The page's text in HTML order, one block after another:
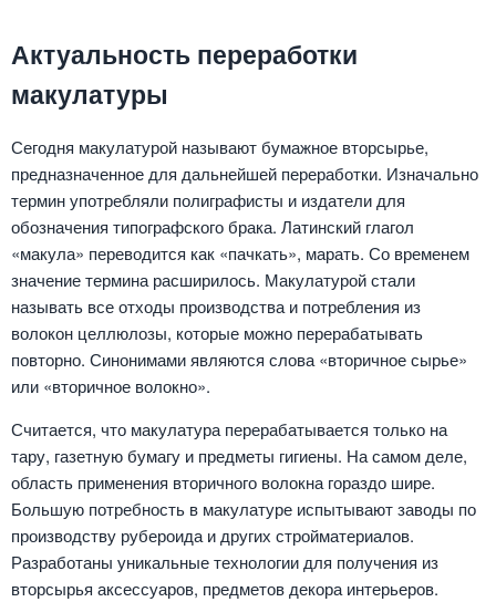
Актуальность переработки
макулатуры
Сегодня макулатурой называют бумажное вторсырье,
предназначенное для дальнейшей переработки. Изначально
термин употребляли полиграфисты и издатели для
обозначения типографского брака. Латинский глагол
«макула» переводится как «пачкать», марать. Со временем
значение термина расширилось. Макулатурой стали
называть все отходы производства и потребления из
волокон целлюлозы, которые можно перерабатывать
повторно. Синонимами являются слова «вторичное сырье»
или «вторичное волокно».
Считается, что макулатура перерабатывается только на
тару, газетную бумагу и предметы гигиены. На самом деле,
область применения вторичного волокна гораздо шире.
Большую потребность в макулатуре испытывают заводы по
производству рубероида и других стройматериалов.
Разработаны уникальные технологии для получения из
вторсырья аксессуаров, предметов декора интерьеров.